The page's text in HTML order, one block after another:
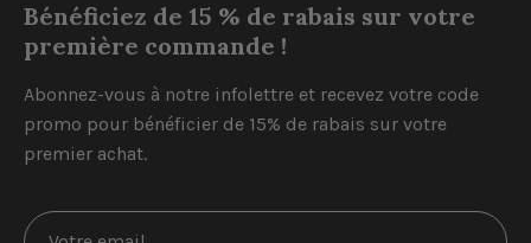
Bénéficiez de 15 % de rabais sur votre
première commande !
Abonnez-vous à notre infolettre et recevez votre code
promo pour bénéficier de 15% de rabais sur votre
premier achat.